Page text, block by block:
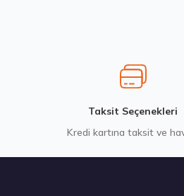
3D XDE 152/148L M+S 3PMSF
Taksit Seçenekleri
Kredi kartına taksit ve